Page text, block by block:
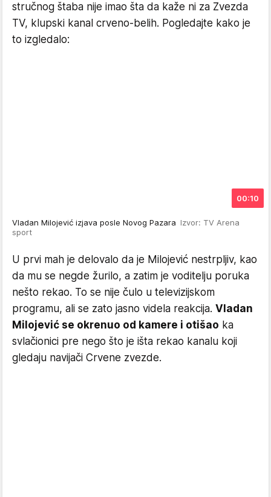
stručnog štaba nije imao šta da kaže ni za Zvezda
TV, klupski kanal crveno-belih. Pogledajte kako je
to izgledalo:
00:10
Vladan Milojević izjava posle Novog Pazara Izvor: TV Arena
sport
U prvi mah je delovalo da je Milojević nestrpljiv, kao
da mu se negde žurilo, a zatim je voditelju poruka
nešto rekao. To se nije čulo u televizijskom
programu, ali se zato jasno videla reakcija. Vladan
Milojević se okrenuo od kamere i otišao ka
svlačionici pre nego što je išta rekao kanalu koji
gledaju navijači Crvene zvezde.